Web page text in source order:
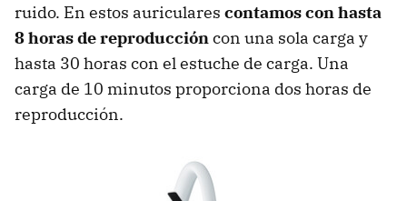
ruido. En estos auriculares contamos con hasta
8 horas de reproduccióncon una sola carga y
hasta 30 horas con el estuche de carga. Una
carga de 10 minutos proporciona dos horas de
reproducción.